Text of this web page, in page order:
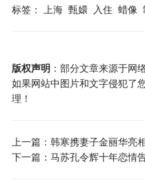
标签： 上海 甄嬛 入住 蜡像
版权声明 ：部分文章来源于网
如果网站中图片和文字侵犯了
理！
上一篇：韩寒携妻子金丽华亮
下一篇：马苏孔令辉十年恋情